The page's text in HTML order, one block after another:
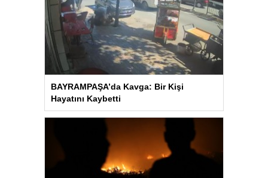
BAYRAMPAŞA’da Kavga: Bir Kişi
Hayatını Kaybetti